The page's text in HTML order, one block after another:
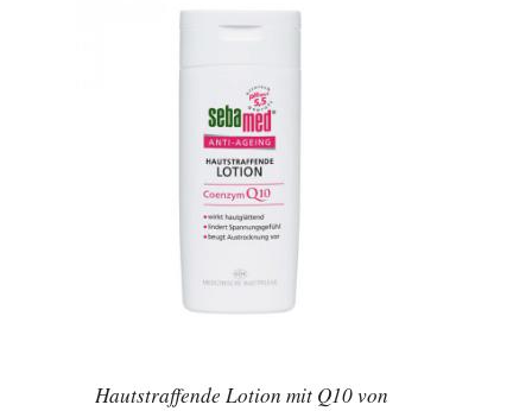
Hautstraffende Lotion mit Q10 von